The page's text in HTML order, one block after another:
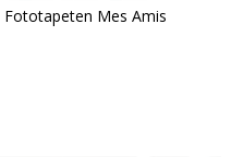
Fototapeten Mes Amis